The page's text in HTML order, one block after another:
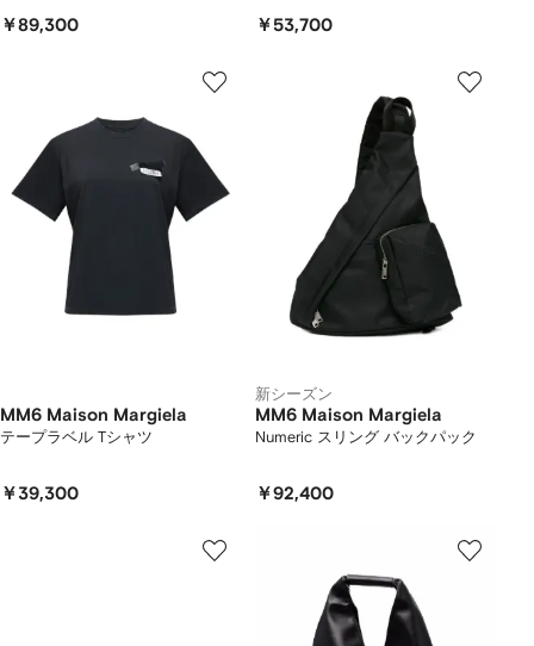
￥89,300 ￥53,700
MM6 Maison Margiela
テープラベル Tシャツ
￥39,300
新シーズン
MM6 Maison Margiela
Numeric スリング バックパック
￥92,400